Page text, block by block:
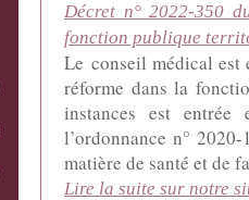
Décret n° 2022-350
fonction publique
Le conseil médical est
réforme dans la
instances est
l’ordonnance n°
matière de santé et de
Lire la suite sur notre